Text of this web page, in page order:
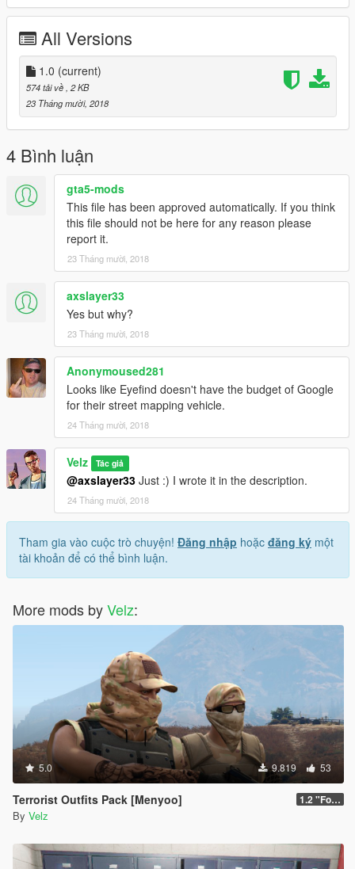
All Versions
1.0 (current)
574 tải về , 2 KB
23 Tháng mười, 2018
4 Bình luận
gta5-mods
This file has been approved automatically. If you think
this file should not be here for any reason please
report it.
23 Tháng mười, 2018
axslayer33
Yes but why?
23 Tháng mười, 2018
Anonymoused281
Looks like Eyefind doesn't have the budget of Google
for their street mapping vehicle.
24 Tháng mười, 2018
Velz Tác giả
@axslayer33 Just :) I wrote it in the description.
24 Tháng mười, 2018
Tham gia vào cuộc trò chuyện! Đăng nhập hoặc đăng ký một
tài khoản để có thể bình luận.
More mods byVelz:
5.0 9.819 53
Terrorist Outfits Pack [Menyoo] 1.2 "Forest Edition"
By Velz